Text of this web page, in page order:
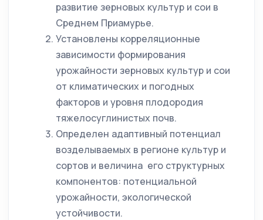
развитие зерновых культур и сои в
Среднем Приамурье.
Установлены корреляционные
зависимости формирования
урожайности зерновых культур и сои
от климатических и погодных
факторов и уровня плодородия
тяжелосуглинистых почв.
Определен адаптивный потенциал
возделываемых в регионе культур и
сортов и величина его структурных
компонентов: потенциальной
урожайности, экологической
устойчивости.